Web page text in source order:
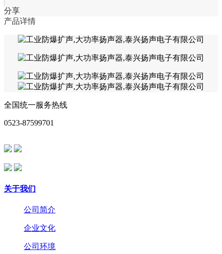
分享
产品详情
全国统一服务热线
0523-87599701
关于我们
公司简介
企业文化
公司环境